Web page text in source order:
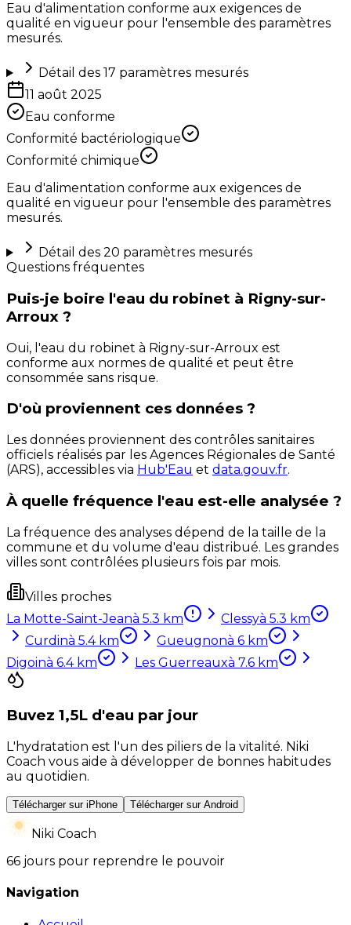
Eau d'alimentation conforme aux exigences de
qualité en vigueur pour l'ensemble des paramètres
mesurés.
Détail des 17 paramètres mesurés
11 août 2025
Eau conforme
Conformité bactériologique
Conformité chimique
Eau d'alimentation conforme aux exigences de
qualité en vigueur pour l'ensemble des paramètres
mesurés.
Détail des 20 paramètres mesurés
Questions fréquentes
Puis-je boire l'eau du robinet à Rigny-sur-
Arroux ?
Oui, l'eau du robinet à Rigny-sur-Arroux est
conforme aux normes de qualité et peut être
consommée sans risque.
D'où proviennent ces données ?
Les données proviennent des contrôles sanitaires
officiels réalisés par les Agences Régionales de Santé
(ARS), accessibles via Hub'Eau et data.gouv.fr.
À quelle fréquence l'eau est-elle analysée ?
La fréquence des analyses dépend de la taille de la
commune et du volume d'eau distribué. Les grandes
villes sont contrôlées plusieurs fois par mois.
Villes proches
La Motte-Saint-Jeanà 5.3 km Clessyà 5.3 km
Curdinà 5.4km Gueugnonà 6 km
Digoinà 6.4km Les Guerreauxà 7.6 km
Buvez 1,5L d'eau par jour
L'hydratation est l'un des piliers de la vitalité. Niki
Coach vous aide à développer de bonnes habitudes
au quotidien.
Télécharger sur iPhone Télécharger sur Android
Niki Coach
66 jours pour reprendre le pouvoir
Navigation